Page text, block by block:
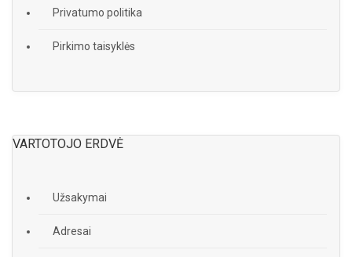
Privatumo politika
Pirkimo taisyklės
VARTOTOJO ERDVĖ
Užsakymai
Adresai